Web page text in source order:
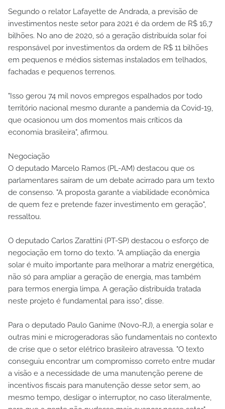
Segundo o relator Lafayette de Andrada, a previsão de
investimentos neste setor para 2021 é da ordem de R$ 16,7
bilhões. No ano de 2020, só a geração distribuída solar foi
responsável por investimentos da ordem de R$ 11 bilhões
em pequenos e médios sistemas instalados em telhados,
fachadas e pequenos terrenos.
"Isso gerou 74 mil novos empregos espalhados por todo
território nacional mesmo durante a pandemia da Covid-19,
que ocasionou um dos momentos mais críticos da
economia brasileira", afirmou.
Negociação
O deputado Marcelo Ramos (PL-AM) destacou que os
parlamentares saíram de um debate acirrado para um texto
de consenso. "A proposta garante a viabilidade econômica
de quem fez e pretende fazer investimento em geração",
ressaltou.
O deputado Carlos Zarattini (PT-SP) destacou o esforço de
negociação em torno do texto. "A ampliação da energia
solar é muito importante para melhorar a matriz energética,
não só para ampliar a geração de energia, mas também
para termos energia limpa. A geração distribuída tratada
neste projeto é fundamental para isso", disse.
Para o deputado Paulo Ganime (Novo-RJ), a energia solar e
outras mini e microgeradoras são fundamentais no contexto
de crise que o setor elétrico brasileiro atravessa. "O texto
conseguiu encontrar um compromisso correto entre mudar
a visão e a necessidade de uma manutenção perene de
incentivos fiscais para manutenção desse setor sem, ao
mesmo tempo, desligar o interruptor, no caso literalmente,